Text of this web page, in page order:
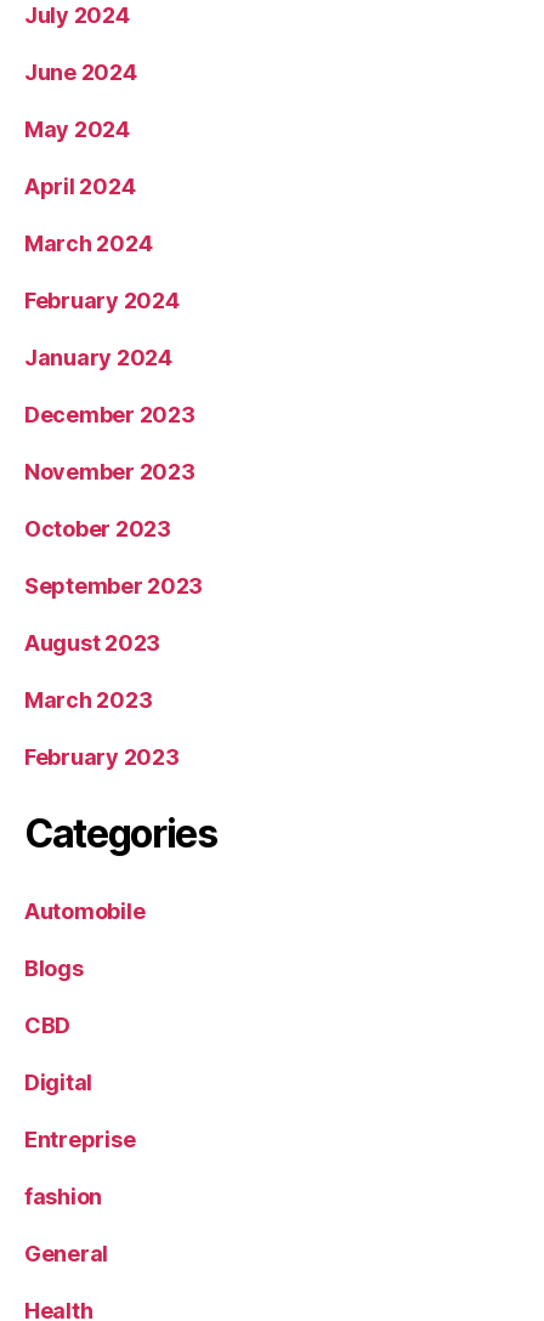
July 2024
June 2024
May 2024
April 2024
March 2024
February 2024
January 2024
December 2023
November 2023
October 2023
September 2023
August 2023
March 2023
February 2023
Categories
Automobile
Blogs
CBD
Digital
Entreprise
fashion
General
Health